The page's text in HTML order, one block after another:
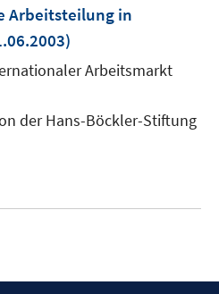
Arbeitsteilung in
Arbeitsmarkt
der Hans-Böckler-Stiftung